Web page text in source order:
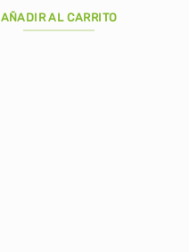
original
era:
actual
AÑADIR AL CARRITO